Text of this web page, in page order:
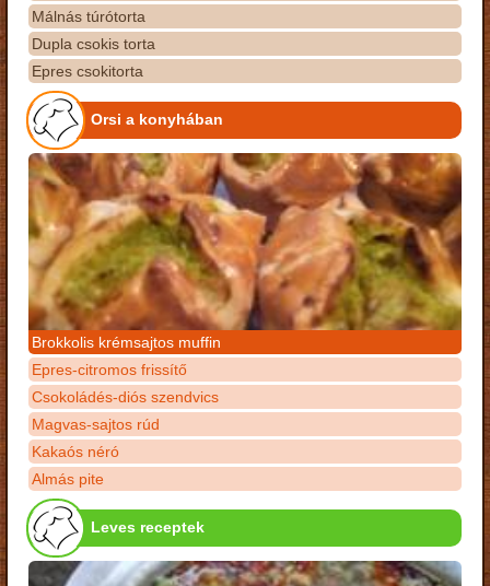
Málnás túrótorta
Dupla csokis torta
Epres csokitorta
Orsi a konyhában
Brokkolis krémsajtos muffin
Epres-citromos frissítő
Csokoládés-diós szendvics
Magvas-sajtos rúd
Kakaós néró
Almás pite
Leves receptek